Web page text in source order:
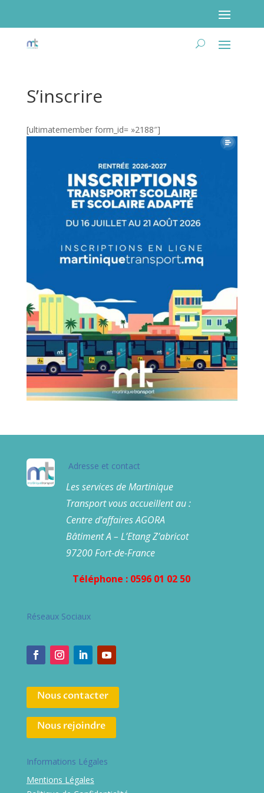
Poser ma question
S’inscrire
[ultimatemember form_id= »2188″]
Adresse et contact
Les services de Martinique
Transport vous accueillent au :
Centre d’affaires AGORA
Bâtiment A – L’Etang Z’abricot
97200 Fort-de-France
Téléphone : 0596 01 02 50
Réseaux Sociaux
Nous contacter
Nous rejoindre
Informations Légales
Mentions Légales